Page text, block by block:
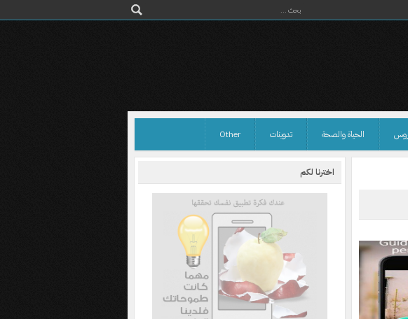
الحياة والصحة تدوينات Other
اخترنا لكم